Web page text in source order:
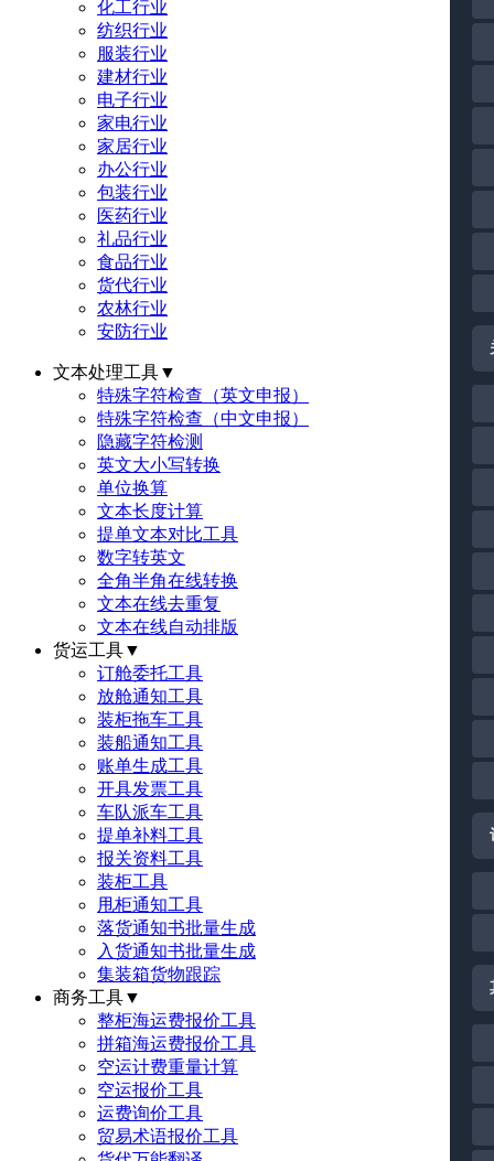
化工行业
纺织行业
服装行业
建材行业
电子行业
家电行业
家居行业
办公行业
包装行业
医药行业
礼品行业
食品行业
货代行业
农林行业
安防行业
文本处理工具▼
特殊字符检查（英文申报）
特殊字符检查（中文申报）
隐藏字符检测
英文大小写转换
单位换算
文本长度计算
提单文本对比工具
数字转英文
全角半角在线转换
文本在线去重复
文本在线自动排版
货运工具▼
订舱委托工具
放舱通知工具
装柜拖车工具
装船通知工具
账单生成工具
开具发票工具
车队派车工具
提单补料工具
报关资料工具
装柜工具
甩柜通知工具
落货通知书批量生成
入货通知书批量生成
集装箱货物跟踪
商务工具▼
整柜海运费报价工具
拼箱海运费报价工具
空运计费重量计算
空运报价工具
运费询价工具
贸易术语报价工具